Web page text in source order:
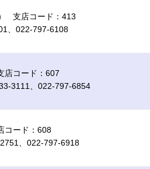
支店コード：413
、022-797-6108
コード：607
3111、022-797-6854
ード：608
、022-797-6918